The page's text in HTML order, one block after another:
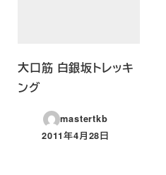
大口筋 白銀坂トレッキ
ング
mastertkb
投稿日
2011年4月28日